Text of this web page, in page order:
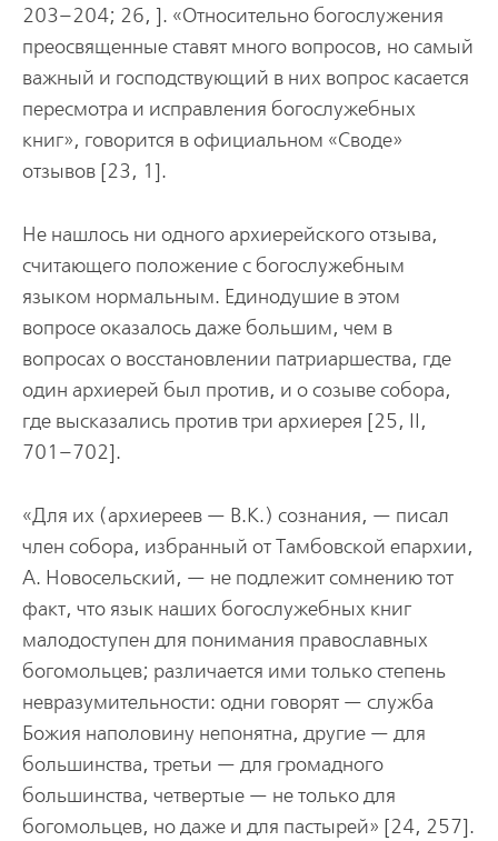
203–204; 26, ]. «Относительно богослужения
преосвященные ставят много вопросов, но самый
важный и господствующий в них вопрос касается
пересмотра и исправления богослужебных
книг», говорится в официальном «Своде»
отзывов [23, 1].
Не нашлось ни одного архиерейского отзыва,
считающего положение с богослужебным
языком нормальным. Единодушие в этом
вопросе оказалось даже большим, чем в
вопросах о восстановлении патриаршества, где
один архиерей был против, и о созыве собора,
где высказались против три архиерея [25, II,
701–702].
«Для их (архиереев — В.К.) сознания, — писал
член собора, избранный от Тамбовской епархии,
А. Новосельский, — не подлежит сомнению тот
факт, что язык наших богослужебных книг
малодоступен для понимания православных
богомольцев; различается ими только степень
невразумительности: одни говорят — служба
Божия наполовину непонятна, другие — для
большинства, третьи — для громадного
большинства, четвертые — не только для
богомольцев, но даже и для пастырей» [24, 257].